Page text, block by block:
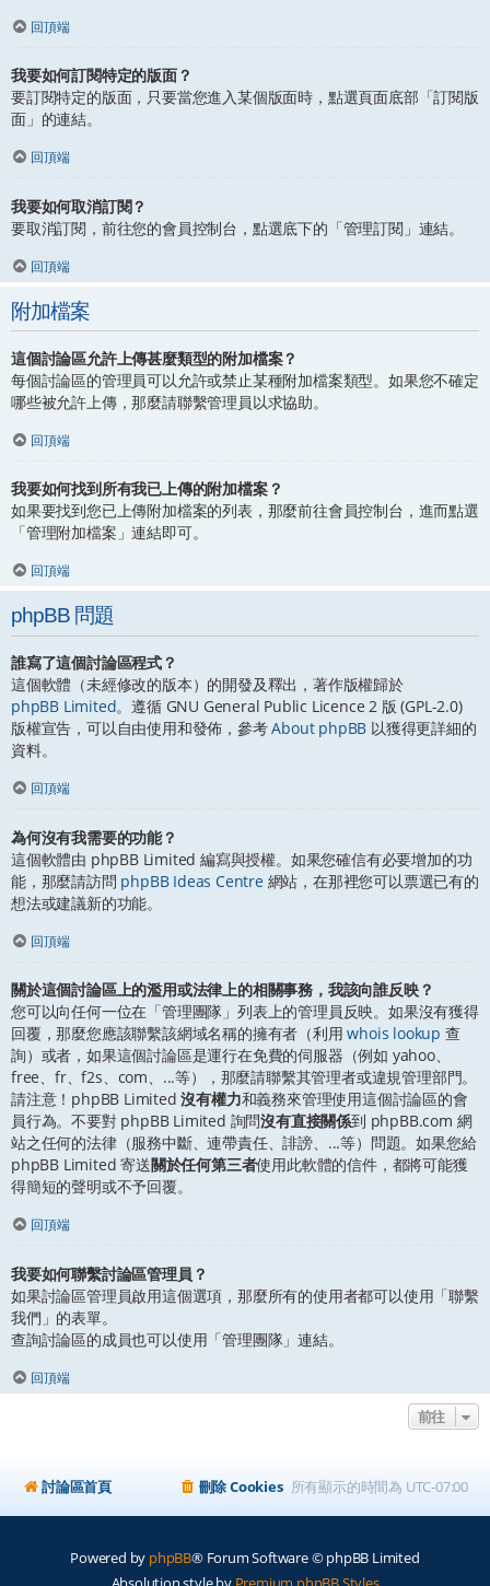
回頂端
我要如何訂閱特定的版面？
要訂閱特定的版面，只要當您進入某個版面時，點選頁面底部「訂閱版
面」的連結。
回頂端
我要如何取消訂閱？
要取消訂閱，前往您的會員控制台，點選底下的「管理訂閱」連結。
回頂端
附加檔案
這個討論區允許上傳甚麼類型的附加檔案？
每個討論區的管理員可以允許或禁止某種附加檔案類型。如果您不確定
哪些被允許上傳，那麼請聯繫管理員以求協助。
回頂端
我要如何找到所有我已上傳的附加檔案？
如果要找到您已上傳附加檔案的列表，那麼前往會員控制台，進而點選
「管理附加檔案」連結即可。
回頂端
phpBB 問題
誰寫了這個討論區程式？
這個軟體（未經修改的版本）的開發及釋出，著作版權歸於
phpBB Limited。遵循 GNU General Public Licence 2 版 (GPL-2.0)
版權宣告，可以自由使用和發佈，參考About phpBB 以獲得更詳細的
資料。
回頂端
為何沒有我需要的功能？
這個軟體由 phpBB Limited 編寫與授權。如果您確信有必要增加的功
能，那麼請訪問 phpBB Ideas Centre網站，在那裡您可以票選已有的
想法或建議新的功能。
回頂端
關於這個討論區上的濫用或法律上的相關事務，我該向誰反映？
您可以向任何一位在「管理團隊」列表上的管理員反映。如果沒有獲得
回覆，那麼您應該聯繫該網域名稱的擁有者（利用whois lookup 查
詢）或者，如果這個討論區是運行在免費的伺服器（例如 yahoo、
free、fr、f2s、com、...等），那麼請聯繫其管理者或違規管理部門。
請注意！phpBB Limited沒有權力和義務來管理使用這個討論區的會
員行為。不要對 phpBB Limited 詢問沒有直接關係到 phpBB.com 網
站之任何的法律（服務中斷、連帶責任、誹謗、...等）問題。如果您給
phpBB Limited 寄送關於任何第三者使用此軟體的信件，都將可能獲
得簡短的聲明或不予回覆。
回頂端
我要如何聯繫討論區管理員？
如果討論區管理員啟用這個選項，那麼所有的使用者都可以使用「聯繫
我們」的表單。
查詢討論區的成員也可以使用「管理團隊」連結。
回頂端
前往
討論區首頁 所有顯示的時間為 UTC-07:00
刪除 Cookies
Powered by phpBB® Forum Software © phpBB Limited